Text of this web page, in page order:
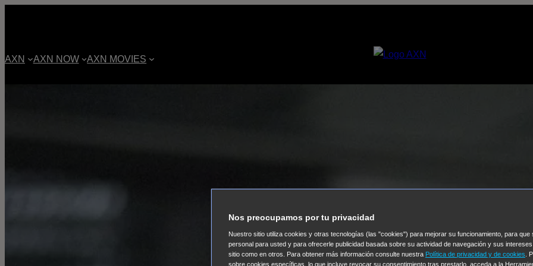
AXN AXN NOW AXN MOVIES
Nos preocupamos por tu privacidad
Nuestro sitio utiliza cookies y otras tecnologías (las "cookies") para mejorar su funcionamiento, para que
personal para usted y para ofrecerle publicidad basada sobre su actividad de navegación y sus
sitio como en otros. Para obtener más información consulte nuestra Política de privacidad y de cookies .
sobre cookies específicas, lo que incluye revocar su consentimiento tras prestarlo, acceda a la